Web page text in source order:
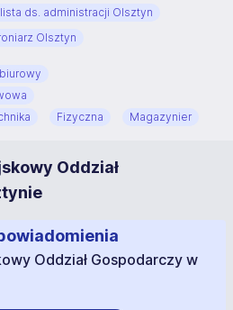
ds. administracji Olsztyn
Olsztyn
Fizyczna Magazynier
Oddział
Oddział Gospodarczy w